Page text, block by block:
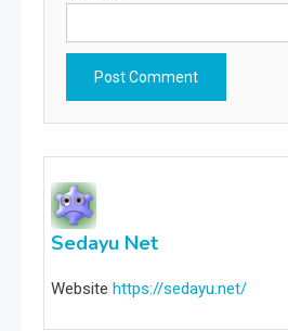
Sedayu Net
Website https://sedayu.net/